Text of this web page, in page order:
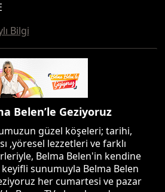
Bilgi
Belen’le Geziyoruz
güzel köşeleri; tarihi,
,yöresel lezzetleri ve farklı
Belma Belen'in kendine
sunumuyla Belma Belen
her cumartesi ve pazar